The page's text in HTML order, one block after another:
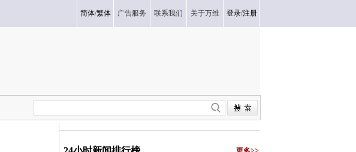
简体/繁体 广告服务 联系我们 关于万维 登录/注册